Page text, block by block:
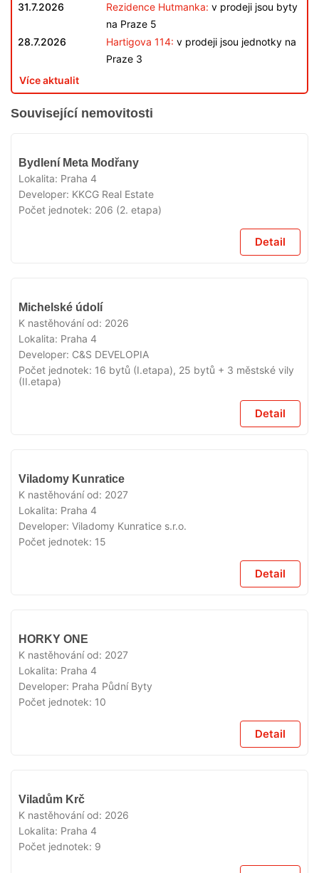
31.7.2026
Rezidence Hutmanka: v prodeji jsou byty
na Praze 5
28.7.2026
Hartigova 114: v prodeji jsou jednotky na
Praze 3
Více aktualit
Související nemovitosti
Bydlení Meta Modřany
Lokalita: Praha 4
Developer: KKCG Real Estate
Počet jednotek: 206 (2. etapa)
Detail
Michelské údolí
K nastěhování od: 2026
Lokalita: Praha 4
Developer: C&S DEVELOPIA
Počet jednotek: 16 bytů (I.etapa), 25 bytů + 3 městské vily
(II.etapa)
Detail
Viladomy Kunratice
K nastěhování od: 2027
Lokalita: Praha 4
Developer: Viladomy Kunratice s.r.o.
Počet jednotek: 15
Detail
HORKY ONE
K nastěhování od: 2027
Lokalita: Praha 4
Developer: Praha Půdní Byty
Počet jednotek: 10
Detail
Viladům Krč
K nastěhování od: 2026
Lokalita: Praha 4
Počet jednotek: 9